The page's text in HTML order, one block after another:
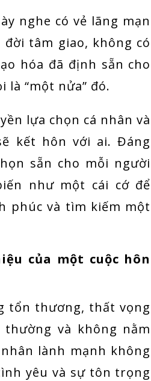
nghe có vẻ lãng mạn
tâm giao, không có
hóa đã định sẵn cho
“một nửa” đó.
lựa chọn cá nhân và
kết hôn với ai. Đáng
sẵn cho mỗi người
như một cái cớ để
phúc và tìm kiếm một
của một cuộc hôn
tổn thương, thất vọng
và không nằm
lành mạnh không
yêu và sự tôn trọng